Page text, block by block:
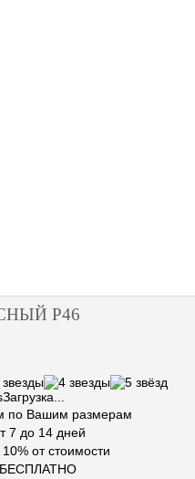
Р46
Загрузка...
по Вашим размерам
7 до 14 дней
10% от стоимости
БЕСПЛАТНО